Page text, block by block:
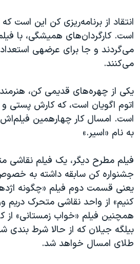
انتقاد از برنامه‌ریزی کن این است
است. کارگردان‌های همیشگی، با
می‌گردند و جا برای عرضهی
می‌کنند.
یکی از چهره‌های قدیمی کن، هنرمند
اتوم اگویان است، که کارش پستی و
است. امسال کار چهارهمین فیلم‌اش
به نام «اسیر.»
فیلم مطرح دیگر، یک فیلم نقاشی
جشنواره کن سابقه داشته به
یعنی قسمت دوم فیلم «چگونه
همچنین فیلم «خواب زمستانی» از
بیلگه جیلان که از حالا شرط بندی
طلای امسال خواهد شد.